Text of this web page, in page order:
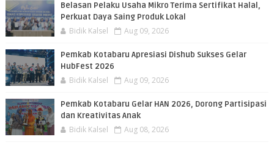
Belasan Pelaku Usaha Mikro Terima Sertifikat Halal,
Perkuat Daya Saing Produk Lokal
Bidik Kalsel Aug 09, 2026
Pemkab Kotabaru Apresiasi Dishub Sukses Gelar
HubFest 2026
Bidik Kalsel Aug 09, 2026
Pemkab Kotabaru Gelar HAN 2026, Dorong Partisipasi
dan Kreativitas Anak
Bidik Kalsel Aug 08, 2026